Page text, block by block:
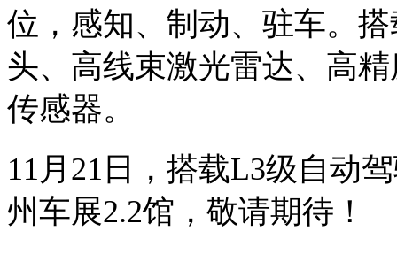
位，感知、制动、驻车。
头、高线束激光雷达、高
传感器。
11月21日，搭载L3级自动
州车展2.2馆，敬请期待！